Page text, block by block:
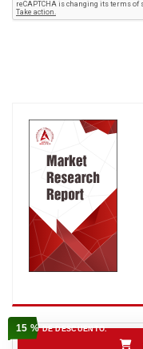
15 %DE DESCUENTO.